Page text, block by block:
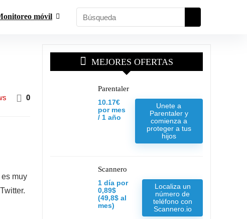
móvil
0
muy
MEJORES OFERTAS
Parentaler
10.17€
por mes
/ 1 año
Unete a
Parentaler y
comienza a
proteger a tus
hijos
Scannero
1 día por
0,89$
(49,8$ al
mes)
Localiza un
número de
teléfono con
Scannero.io